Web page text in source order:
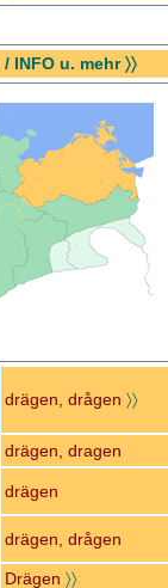
/ INFO u. mehr 〉〉
drägen, drågen 〉〉
drägen, dragen
drägen
drägen, drågen
Drägen 〉〉